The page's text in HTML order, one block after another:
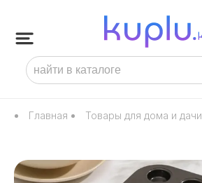
Главная Товары для дома и дачи